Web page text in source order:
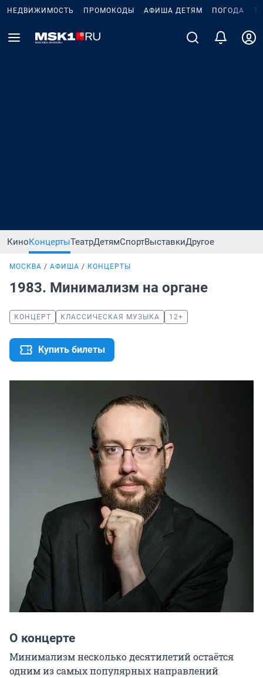
НЕДВИЖИМОСТЬ ПРОМОКОДЫ АФИША ДЕТЯМ ПОГОДА
КиноКонцертыТеатрДетямСпортВыставкиДругое
МОСКВА АФИША КОНЦЕРТЫ
1983. Минимализм на органе
КОНЦЕРТ КЛАССИЧЕСКАЯ МУЗЫКА 12+
Купить билеты
О концерте
Минимализм несколько десятилетий остаётся
одним из самых популярных направлений